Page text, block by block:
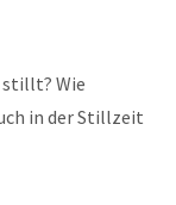
stillt? Wie
in der Stillzeit